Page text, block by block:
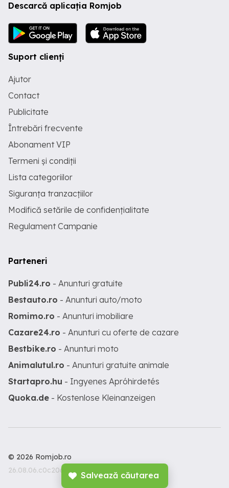
Salvează căutarea
Descarcă aplicația Romjob
Suport clienți
Ajutor
Contact
Publicitate
Întrebări frecvente
Abonament VIP
Termeni și condiții
Lista categoriilor
Siguranța tranzacțiilor
Modifică setările de confidențialitate
Regulament Campanie
Parteneri
Publi24.ro - Anunturi gratuite
Bestauto.ro - Anunturi auto/moto
Romimo.ro - Anunturi imobiliare
Cazare24.ro - Anunturi cu oferte de cazare
Bestbike.ro - Anunturi moto
Animalutul.ro - Anunturi gratuite animale
Startapro.hu - Ingyenes Apróhirdetés
Quoka.de - Kostenlose Kleinanzeigen
© 2026 Romjob.ro
26.08.06.c0c206c